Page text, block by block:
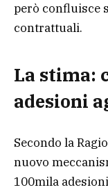
però confluisce
contrattuali.
La stima:
adesioni
Secondo la
nuovo
100mila